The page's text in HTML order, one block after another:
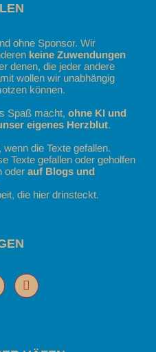
ohne Sponsor. Wir
keine Zuwendungen
denen, die jeder andere
wollen wir unabhängig
können.
Spaß macht, ohne KI und
eigenes Herzblut.
die Texte gefallen.
Texte gefallen oder geholfen
oder auf Blogs und
die hier drinsteckt.